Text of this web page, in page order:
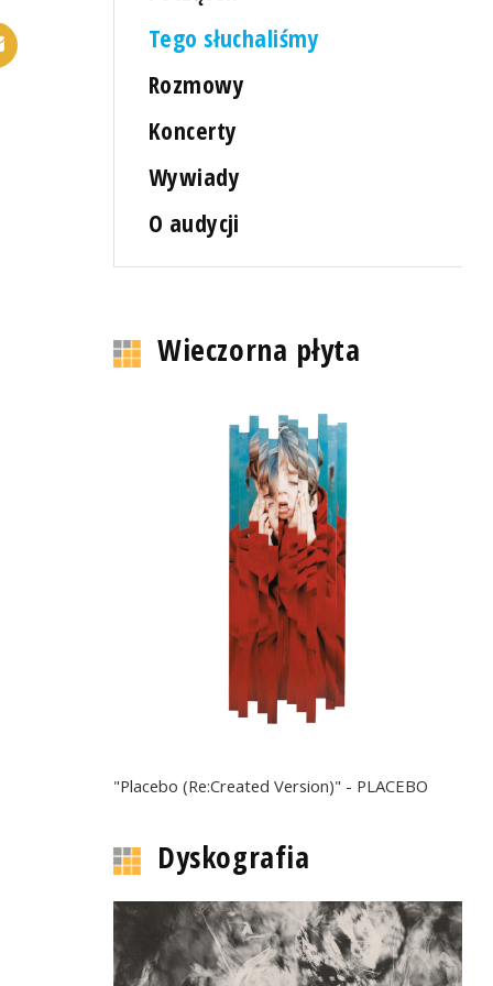
Tego słuchaliśmy
Rozmowy
Koncerty
Wywiady
O audycji
Wieczorna płyta
"Placebo (Re:Created Version)" - PLACEBO
Dyskografia